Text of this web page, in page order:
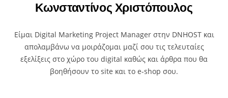
Κωνσταντίνος Χριστόπουλος
Είμαι Digital Marketing Project Manager στην DNHOST και
απολαμβάνω να μοιράζομαι μαζί σου τις τελευταίες
εξελίξεις στο χώρο του digital καθώς και άρθρα που θα
βοηθήσουν το site και το e-shop σου.